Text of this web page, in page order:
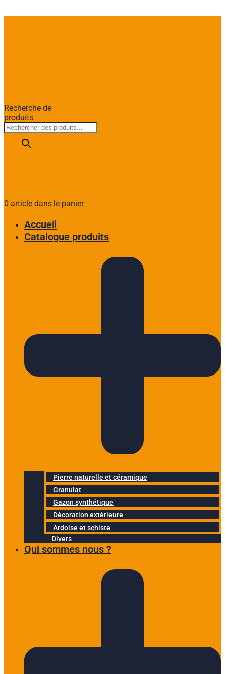
Recherche de
produits
0 article dans le panier
Accueil
Catalogue produits
Pierre naturelle et céramique
Granulat
Gazon synthétique
Décoration extérieure
Ardoise et schiste
Divers
Qui sommes nous ?